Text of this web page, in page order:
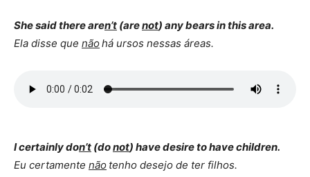
She said there aren’t (arenot) any bears in this area.
Ela disse que nãohá ursos nessas áreas.
I certainly don’t (donot) have desire to have children.
Eu certamente não tenho desejo de ter filhos.